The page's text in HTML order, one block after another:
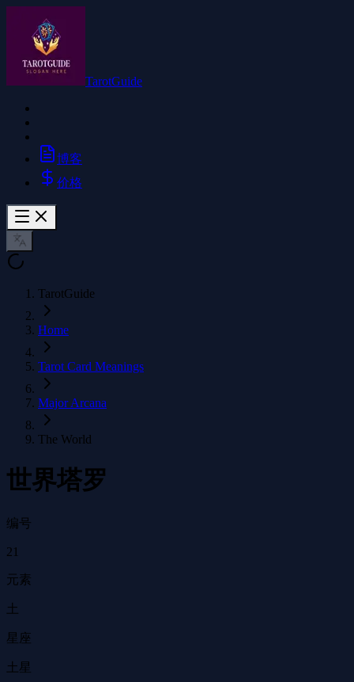
TarotGuide
博客
价格
TarotGuide
Home
Tarot Card Meanings
Major Arcana
The World
世界塔罗
编号
21
元素
土
星座
土星